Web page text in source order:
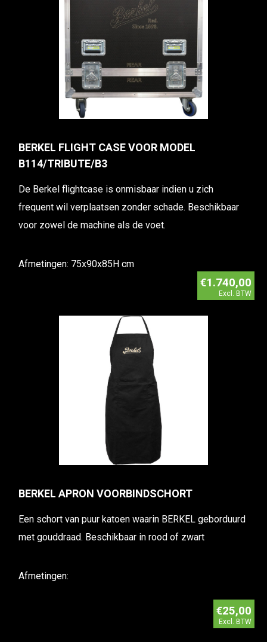
BERKEL FLIGHT CASE VOOR MODEL
B114/TRIBUTE/B3
De Berkel flightcase is onmisbaar indien u zich
frequent wil verplaatsen zonder schade. Beschikbaar
voor zowel de machine als de voet.
Afmetingen: 75x90x85H cm
€1.740,00
Excl. BTW
BERKEL APRON VOORBINDSCHORT
Een schort van puur katoen waarin BERKEL geborduurd
met gouddraad. Beschikbaar in rood of zwart
Afmetingen:
€25,00
Excl. BTW